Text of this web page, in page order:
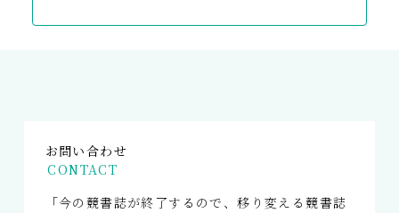
お問い合わせ
CONTACT
「今の競書誌が終了するので、移り変える競書誌